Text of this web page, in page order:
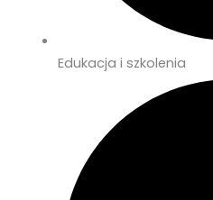
Edukacja i szkolenia